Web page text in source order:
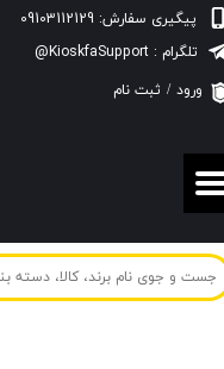
پیگیری سفارش: 09103112129
ورود / ثبت نام
حساب کاربری من
تغییر گذر واژه
سفارشات
خروج از حساب کاربری
تلگرام : KioskfaSupport@